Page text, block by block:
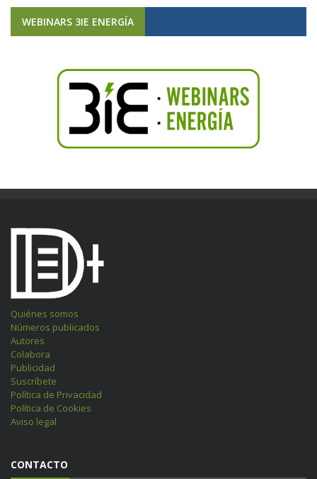
WEBINARS 3IE ENERGÍA
Quiénes somos
Números publicados
Autores
Colabora
Publicidad
Suscríbete
Política de Privacidad
Política de Cookies
Aviso legal
CONTACTO